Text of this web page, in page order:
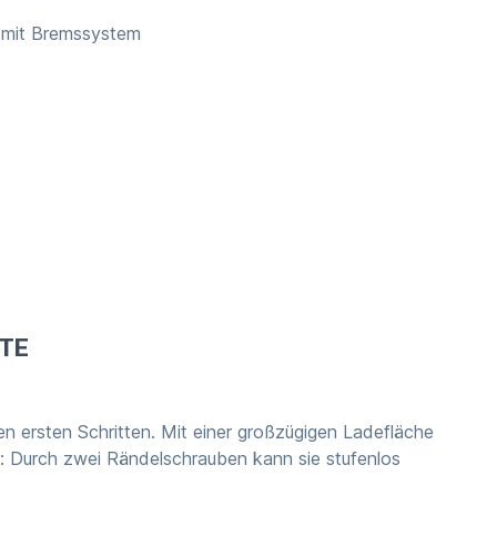
Bremssystem
ersten Schritten. Mit einer großzügigen Ladefläche
zwei Rändelschrauben kann sie stufenlos